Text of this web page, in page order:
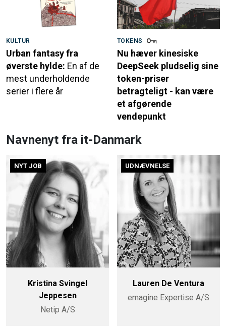
KULTUR
Urban fantasy fra
øverste hylde: En af de
mest underholdende
serier i flere år
TOKENS
Nu hæver kinesiske
DeepSeek pludselig sine
token-priser
betragteligt - kan være
et afgørende
vendepunkt
Navnenyt fra it-Danmark
NYT JOB
Kristina Svingel
Jeppesen
Netip A/S
UDNÆVNELSE
Lauren De Ventura
emagine Expertise A/S